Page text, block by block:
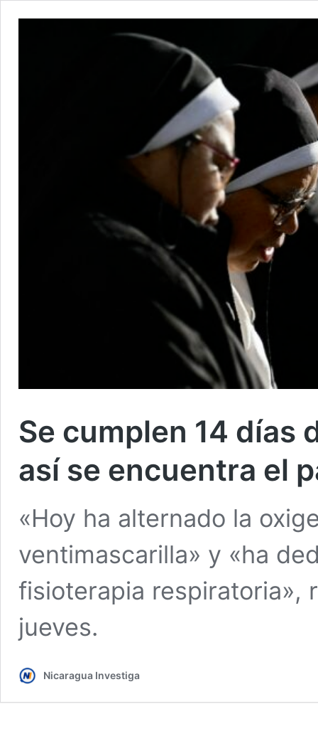
Se cumplen 14 días
así se encuentra el
«Hoy ha alternado la
ventimascarilla» y «ha
fisioterapia respiratoria»,
jueves.
Nicaragua Investiga